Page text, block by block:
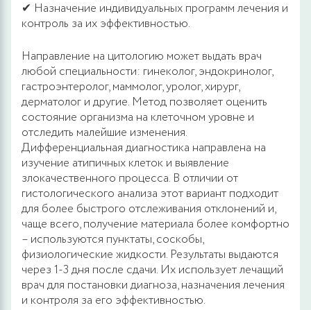
✔ Назначение индивидуальных программ лечения и
контроль за их эффективностью.
Направление на цитологию может выдать врач
любой специальности: гинеколог, эндокринолог,
гастроэнтеролог, маммолог, уролог, хирург,
дерматолог и другие. Метод позволяет оценить
состояние организма на клеточном уровне и
отследить малейшие изменения.
Дифференциальная диагностика направлена на
изучение атипичных клеток и выявление
злокачественного процесса. В отличии от
гистологического анализа этот вариант подходит
для более быстрого отслеживания отклонений и,
чаще всего, получение материала более комфортно
– используются пунктаты, соскобы,
физиологические жидкости. Результаты выдаются
через 1-3 дня после сдачи. Их использует лечащий
врач для постановки диагноза, назначения лечения
и контроля за его эффективностью.